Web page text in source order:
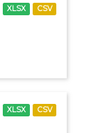
XLSX CSV
XLSX CSV